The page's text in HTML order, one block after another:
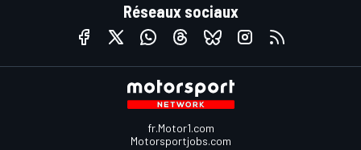
Réseaux sociaux
fr.Motor1.com
Motorsportjobs.com